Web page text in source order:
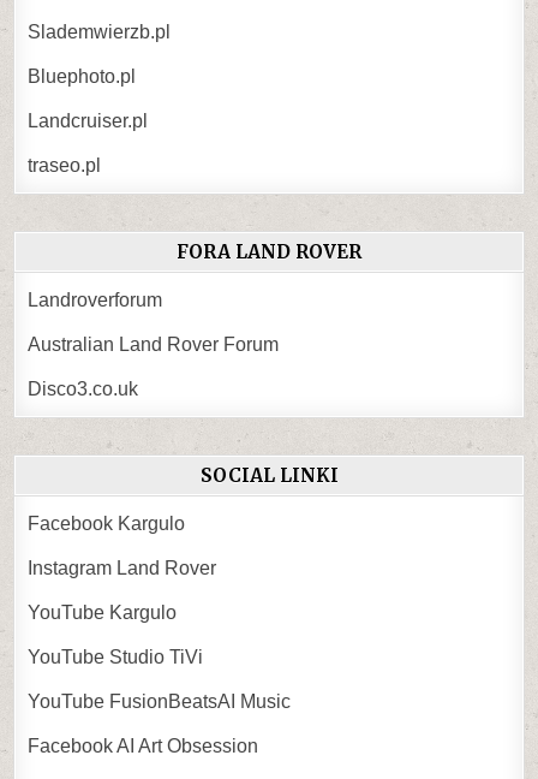
Slademwierzb.pl
Bluephoto.pl
Landcruiser.pl
traseo.pl
FORA LAND ROVER
Landroverforum
Australian Land Rover Forum
Disco3.co.uk
SOCIAL LINKI
Facebook Kargulo
Instagram Land Rover
YouTube Kargulo
YouTube Studio TiVi
YouTube FusionBeatsAI Music
Facebook AI Art Obsession